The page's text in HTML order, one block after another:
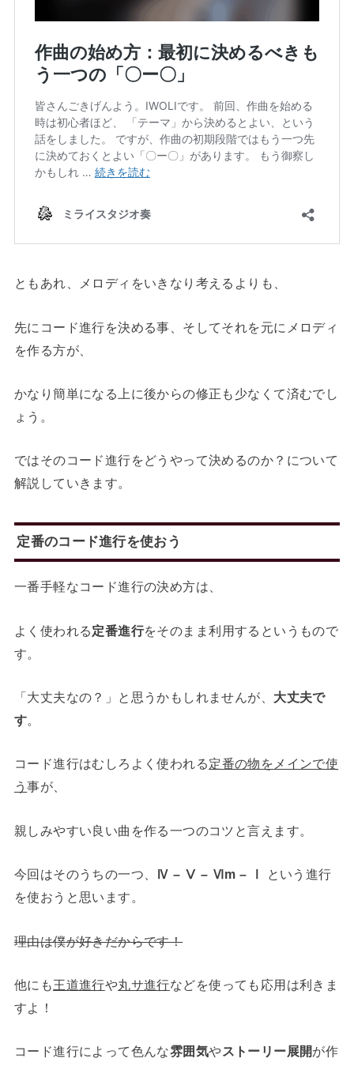
ともあれ、メロディをいきなり考えるよりも、
先にコード進行を決める事、そしてそれを元にメロディ
を作る方が、
かなり簡単になる上に後からの修正も少なくて済むでし
ょう。
ではそのコード進行をどうやって決めるのか？について
解説していきます。
定番のコード進行を使おう
一番手軽なコード進行の決め方は、
よく使われる定番進行をそのまま利用するというもので
す。
「大丈夫なの？」と思うかもしれませんが、 大丈夫で
す。
コード進行はむしろよく使われる定番の物をメインで使
う事が、
親しみやすい良い曲を作る一つのコツと言えます。
今回はそのうちの一つ、 Ⅳ – Ⅴ – Ⅵm – Ⅰ
という進行
を使おうと思います。
理由は僕が好きだからです！
他にも王道進行や丸サ進行などを使っても応用は利きま
すよ！
コード進行によって色んな雰囲気やストーリー展開が作